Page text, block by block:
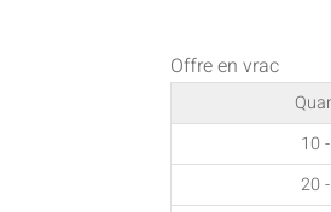
Offre en vrac
10
20